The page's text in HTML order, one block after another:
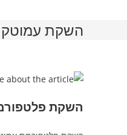
השקת עמוטק
השקת